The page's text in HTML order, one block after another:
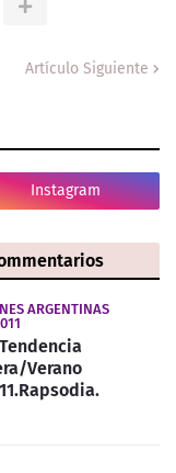
Artículo Siguiente
Instagram
ARGENTINAS
Verano